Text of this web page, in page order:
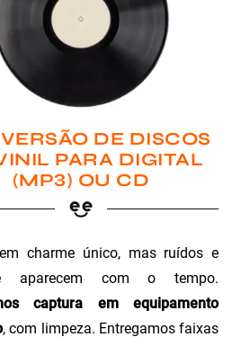
DE DISCOS
PARA DIGITAL
(MP3) OU CD
charme único, mas ruídos e
aparecem com o tempo.
captura em equipamento
, com limpeza. Entregamos faixas